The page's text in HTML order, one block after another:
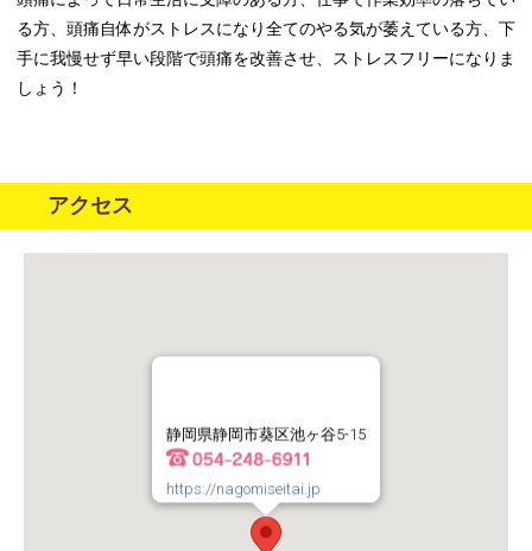
る方、頭痛自体がストレスになり全てのやる気が萎えている方、下
手に我慢せず早い段階で頭痛を改善させ、ストレスフリーになりま
しょう！
アクセス
静岡県静岡市葵区池ヶ谷5-15
https://nagomiseitai.jp